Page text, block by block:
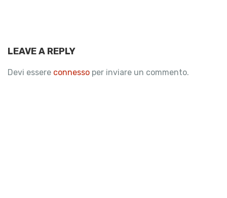
LEAVE A REPLY
Devi essere connesso per inviare un commento.